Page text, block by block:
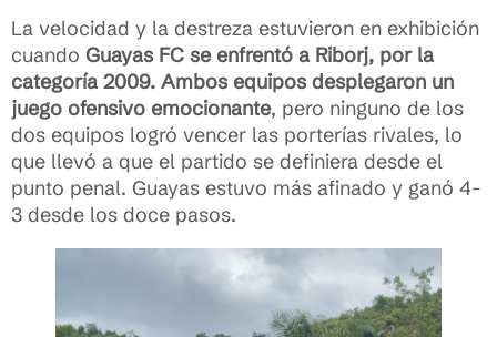
La velocidad y la destreza estuvieron en exhibición
cuando Guayas FC se enfrentó a Riborj, por la
categoría 2009. Ambos equipos desplegaron un
juego ofensivo emocionante, pero ninguno de los
dos equipos logró vencer las porterías rivales, lo
que llevó a que el partido se definiera desde el
punto penal. Guayas estuvo más afinado y ganó 4-
3 desde los doce pasos.